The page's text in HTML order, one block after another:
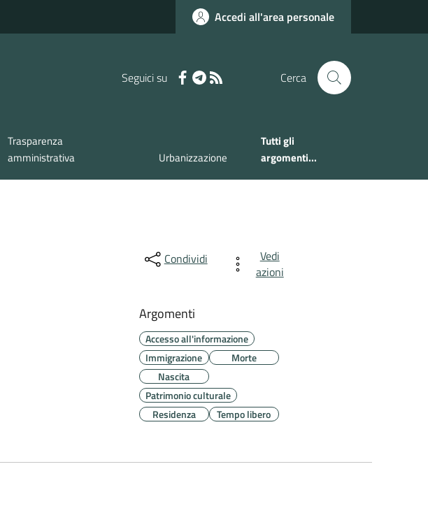
Accedi all'area personale
Seguici su Cerca
Trasparenza
amministrativa
Urbanizzazione
Tutti gli
argomenti...
Condividi
Vedi
azioni
Argomenti
Accesso all'informazione
Immigrazione
Morte
Nascita
Patrimonio culturale
Residenza
Tempo libero